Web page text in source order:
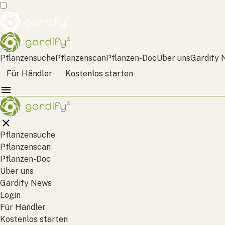
PflanzensuchePflanzenscanPflanzen-DocÜber unsGardify
Für Händler
Kostenlos starten
Pflanzensuche
Pflanzenscan
Pflanzen-Doc
Über uns
Gardify News
Login
Für Händler
Kostenlos starten